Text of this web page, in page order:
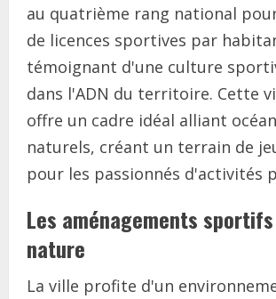
au quatrième rang national
de licences sportives par
témoignant d'une culture
dans l'ADN du territoire. Cette
offre un cadre idéal alliant
naturels, créant un terrain de
pour les passionnés d'activités
Les aménagements
nature
La ville profite d'un